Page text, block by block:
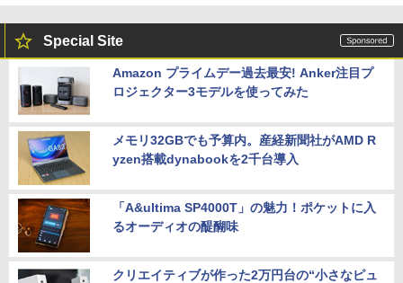
Special Site
Amazon プライムデー過去最安! Anker注目プ
ロジェクター3モデルを使ってみた
メモリ32GBでも予算内。産経新聞社がAMD R
yzen搭載dynabookを2千台導入
「A&ultima SP4000T」の魅力！ポケットに入
るオーディオの醍醐味
クリエイティブが作った2万円台の“小さなピュ